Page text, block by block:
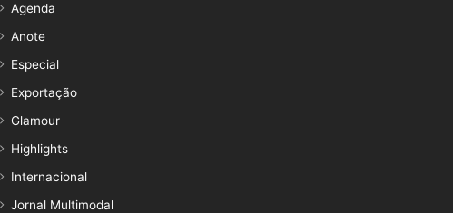
Agenda
Anote
Especial
Exportação
Glamour
Highlights
Internacional
Jornal Multimodal